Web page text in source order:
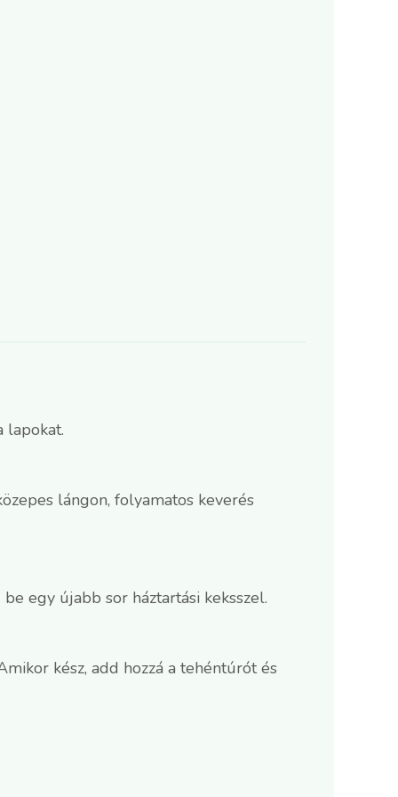
lapokat.
lángon, folyamatos keverés
egy újabb sor háztartási keksszel.
kész, add hozzá a tehéntúrót és